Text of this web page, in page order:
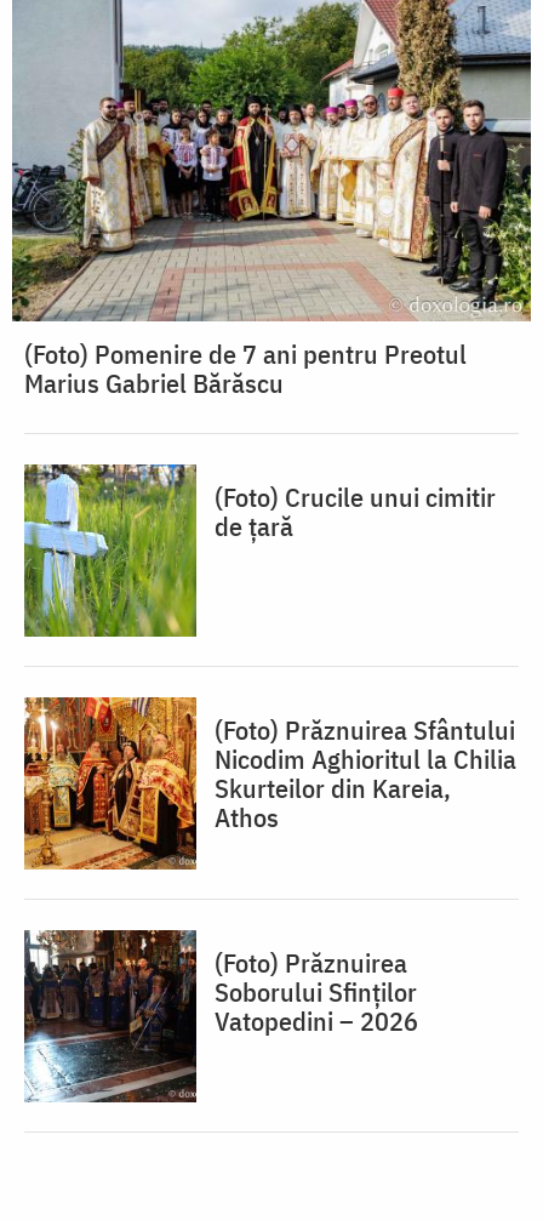
(Foto) Pomenire de 7 ani pentru Preotul
Marius Gabriel Bărăscu
(Foto) Crucile unui cimitir
de țară
(Foto) Prăznuirea Sfântului
Nicodim Aghioritul la Chilia
Skurteilor din Kareia,
Athos
(Foto) Prăznuirea
Soborului Sfinților
Vatopedini – 2026